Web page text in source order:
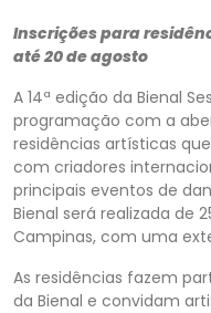
Inscrições para
até 20 de agosto
A 14ª edição da Bienal
programação com a
residências artísticas
com criadores
principais eventos de
Bienal será realizada de
Campinas, com uma
As residências fazem
da Bienal e convidam